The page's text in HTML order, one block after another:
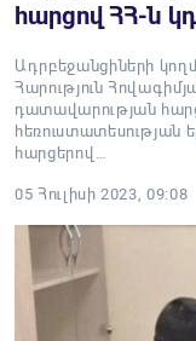
հարցով ՀՀ-ն
Ադրբեջանցիների
Հարություն
դատավարության
հեռուստատեսության
հարցերով…
05 Հուլիսի 2023, 09:08